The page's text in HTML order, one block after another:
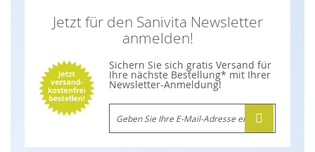
Jetzt für den Sanivita Newsletter
anmelden!
Sichern Sie sich gratis Versand für
Ihre nächste Bestellung* mit Ihrer
Newsletter-Anmeldung!
M
d
e